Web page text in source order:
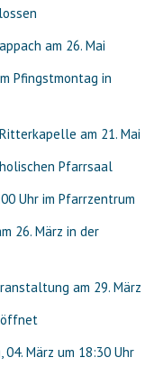
am 26. Mai
Pfingstmontag in
am 21. Mai
Pfarrsaal
Uhr im Pfarrzentrum
26. März in der
am 29. März
März um 18:30 Uhr